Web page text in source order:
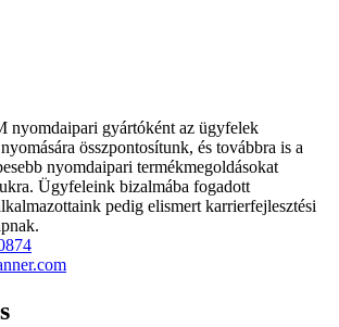
nyomdaipari gyártóként az ügyfelek
összpontosítunk, és továbbra is a
nyomdaipari termékmegoldásokat
Ügyfeleink bizalmába fogadott
pedig elismert karrierfejlesztési